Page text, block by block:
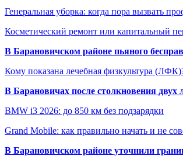
Генеральная уборка: когда пора вызвать
Косметический ремонт или капитальный
В Барановичском районе пьяного
Кому показана лечебная физкультура
В Барановичах после столкновения двух
BMW i3 2026: до 850 км без подзарядки
Grand Mobile: как правильно начать и не
В Барановичском районе уточнили